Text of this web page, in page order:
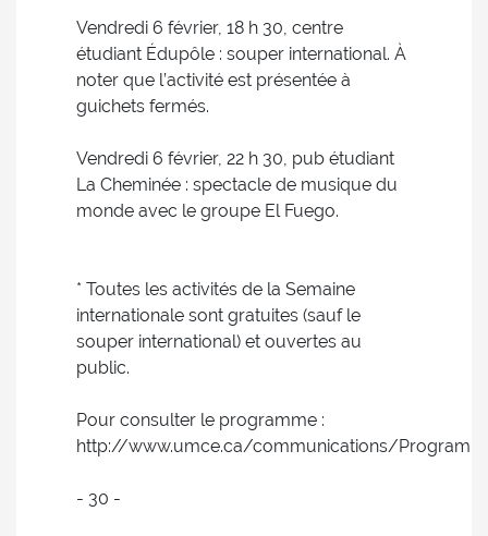
Vendredi 6 février, 18 h 30, centre
étudiant Édupôle : souper international. À
noter que l’activité est présentée à
guichets fermés.
Vendredi 6 février, 22 h 30, pub étudiant
La Cheminée : spectacle de musique du
monde avec le groupe El Fuego.
* Toutes les activités de la Semaine
internationale sont gratuites (sauf le
souper international) et ouvertes au
public.
Pour consulter le programme :
http://www.umce.ca/communications/
- 30 -